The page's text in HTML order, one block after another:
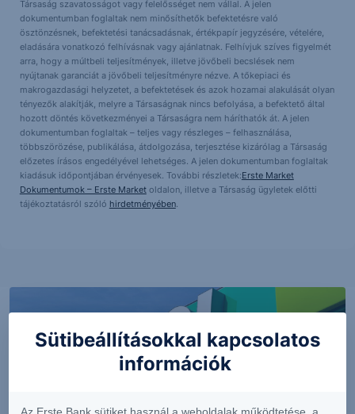
Társaság szavatosságot vagy felelősséget nem vállal. A jelen
dokumentumban foglaltak nem minősíthetők befektetésre való
ösztönzésnek, befektetési tanácsadásnak, értékpapír jegyzésére, vételére,
eladására vonatkozó felhívásnak vagy ajánlatnak. Felhívjuk szíves figyelmét
arra, hogy a múltbeli teljesítmények, illetve jövőbeli becslések nem
nyújtanak garanciát a jövőbeli teljesítményre nézve. A tőkepiaci és
makrogazdasági helyzetet, a befektetések és azok hozamai alakulását olyan
tényezők alakítják, melyre a Társaságnak nincs befolyása, a befektető által
hozott döntés következményei a Társaságra nem háríthatók át. A jelen
dokumentumban foglaltak – teljes vagy részleges – felhasználása,
többszörözése, publikálása, átdolgozása, terjesztése kizárólag a Társaság
előzetes írásos engedélyével lehetséges. A jelen dokumentumban foglaltak
kiadásuk időpontjában érvényesek. További részletek:Erste Market
Dokumentumok – Erste Marketoldalon, illetve a Társaság ügyletek előtti
tájékoztatásról szóló hirdetményében.
Sütibeállításokkal kapcsolatos
információk